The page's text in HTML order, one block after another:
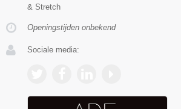
& Stretch
Openingstijden onbekend
Sociale media: